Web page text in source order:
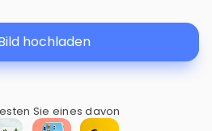
hochladen
Sie eines davon